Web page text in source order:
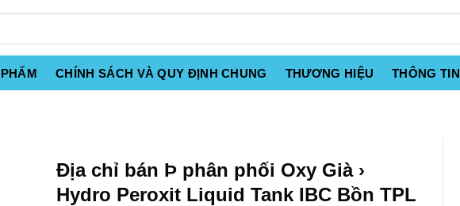
CHÍNH SÁCH VÀ QUY ĐỊNH CHUNG THƯƠNG HIỆU THÔNG TIN
Địa chỉ bán Þ phân phối Oxy Già ›
Hydro Peroxit Liquid Tank IBC Bồn TPL